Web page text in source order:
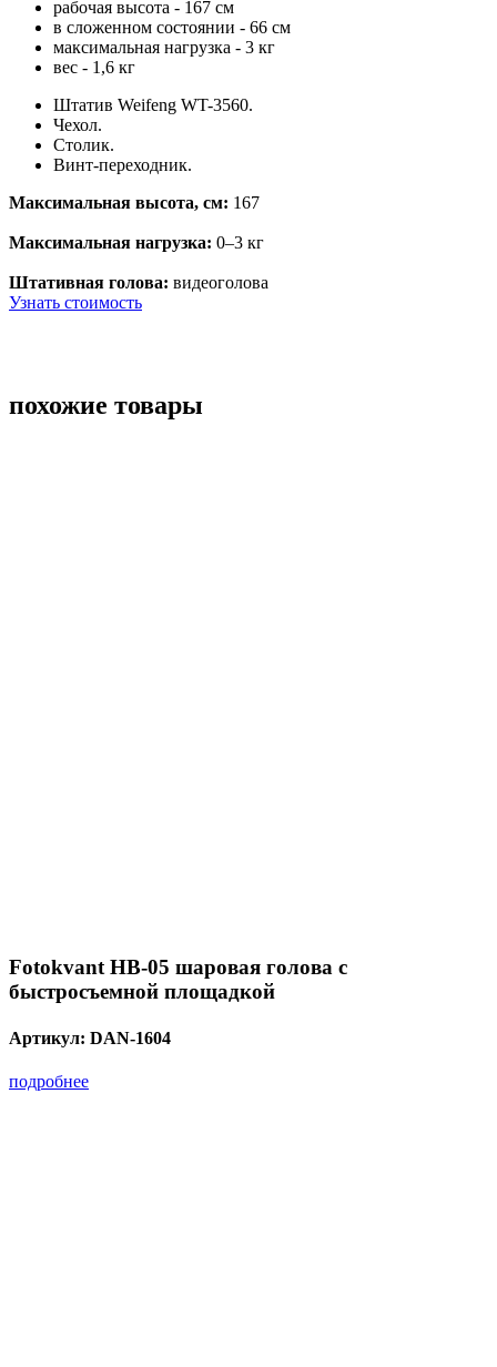
рабочая высота - 167 см
в сложенном состоянии - 66 см
максимальная нагрузка - 3 кг
вес - 1,6 кг
Штатив Weifeng WT-3560.
Чехол.
Столик.
Винт-переходник.
Максимальная высота, см: 167
Максимальная нагрузка: 0–3 кг
Штативная голова: видеоголова
Узнать стоимость
похожие товары
Fotokvant HB-05 шаровая голова с
быстросъемной площадкой
Артикул: DAN-1604
подробнее